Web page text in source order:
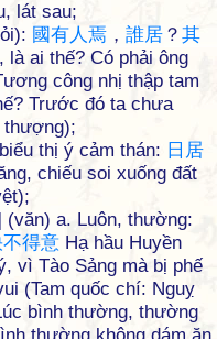
lát sau;
國有人焉 ， 誰居 ？ 其
ai thế? Có phải ông
công nhị thập tam
Trước đó ta chưa
thượng);
thị ý cảm thán: 日 居
chiếu soi xuống đất
a. Luôn, thường:
不得意 Hạ hầu Huyền
vì Tào Sảng mà bị phế
(Tam quốc chí: Nguỵ
bình thường, thường